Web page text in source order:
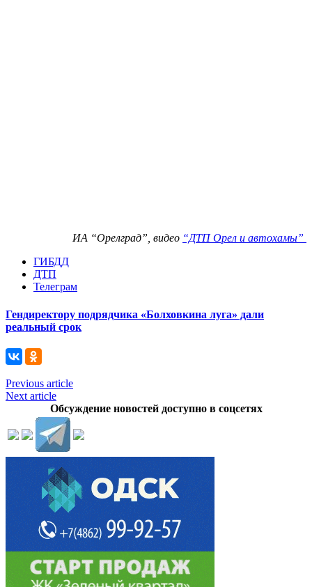
ИА “Орелград”, видео “ДТП Орел и автохамы”
ГИБДД
ДТП
Телеграм
Гендиректору подрядчика «Болховкина луга» дали
реальный срок
Previous article
Next article
Обсуждение новостей доступно в соцсетях